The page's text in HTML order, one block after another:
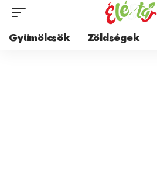
Gyümölcsök Zöldségek